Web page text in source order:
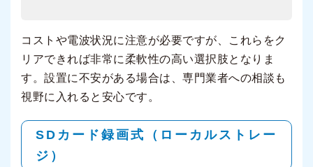
コストや電波状況に注意が必要ですが、これらをク
リアできれば非常に柔軟性の高い選択肢となりま
す。設置に不安がある場合は、専門業者への相談も
視野に入れると安心です。
SDカード録画式（ローカルストレー
ジ）